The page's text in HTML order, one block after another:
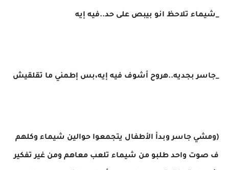
_شيماء تلاحظ انو بيبص على حد..فيه إيه
_جاسر بجديه..هروح أشوف فيه إيه،بس إطمني ما تقلقيش
(ومشي جاسر وبدأ الأطفال يتجمعوا حوالين شيماء وكلهم
ف صوت واحد طلبو من شيماء تلعب معاهم ومن غير تفكير